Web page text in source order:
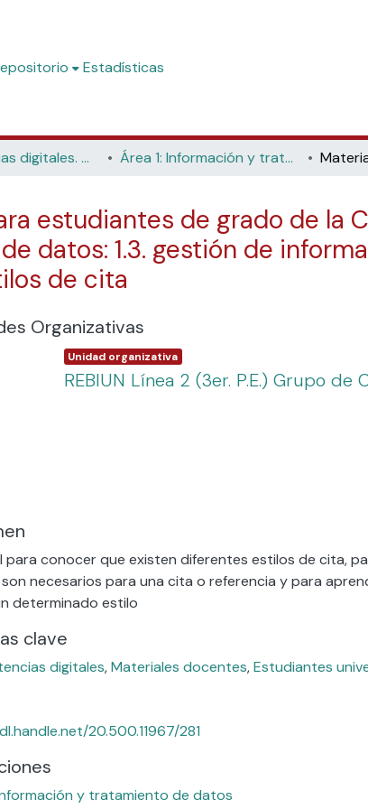
Estadísticas
Competencias digitales. Materiales formativos para estudiantes de grado Área 1: Información y tratamiento de datos
estudiantes de grado de la
datos: 1.3. gestión de
de cita
Organizativas
Item type:
Unidad organizativa ,
REBIUN Línea 2 (3er. P.E.) Grupo de
para conocer que existen diferentes estilos de cita,
necesarios para una cita o referencia y para
determinado estilo
clave
digitales,Materiales docentes,Estudiantes
20.500.11967/281
y tratamiento de datos